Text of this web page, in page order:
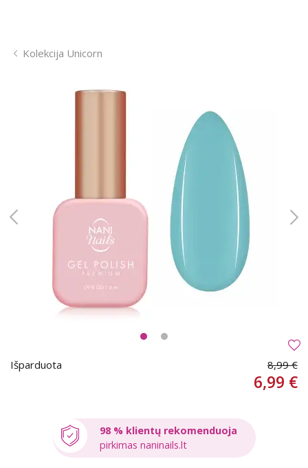
Kolekcija Unicorn
Išparduota 8,99 €
6,99 €
98 % klientų rekomenduoja
pirkimas naninails.lt